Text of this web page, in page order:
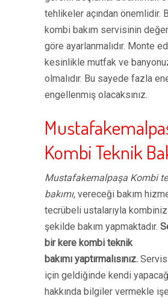
tehlikeler açından önemlidir.
kombi bakım servisinin
göre ayarlanmalıdır. Monte
kesinlikle mutfak ve
olmalıdır. Bu sayede fazla
engellenmiş olacaksınız.
Kombi Teknik
Mustafakemalpaşa Kombi
bakımı, vereceği bakım
tecrübeli ustalarıyla
şekilde bakım yapmaktadır.
bir kere kombi teknik
bakımı yaptırmalısınız.
için geldiğinde kendi
hakkında bilgiler vermekle işe